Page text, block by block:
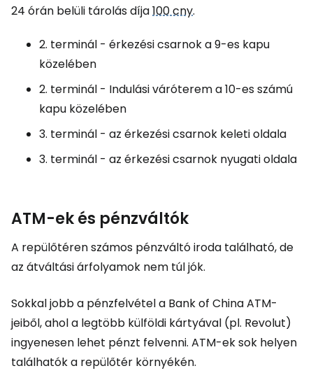
24 órán belüli tárolás díja100 cny.
2. terminál - érkezési csarnok a 9-es kapu
közelében
2. terminál - Indulási váróterem a 10-es számú
kapu közelében
3. terminál - az érkezési csarnok keleti oldala
3. terminál - az érkezési csarnok nyugati oldala
ATM-ek és pénzváltók
A repülőtéren számos pénzváltó iroda található, de
az átváltási árfolyamok nem túl jók.
Sokkal jobb a pénzfelvétel a Bank of China ATM-
jeiből, ahol a legtöbb külföldi kártyával (pl. Revolut)
ingyenesen lehet pénzt felvenni. ATM-ek sok helyen
találhatók a repülőtér környékén.